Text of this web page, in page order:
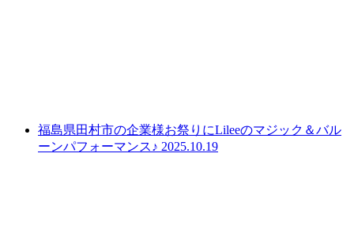
福島県田村市の企業様お祭りにLileeのマジック＆バル
ーンパフォーマンス♪ 2025.10.19